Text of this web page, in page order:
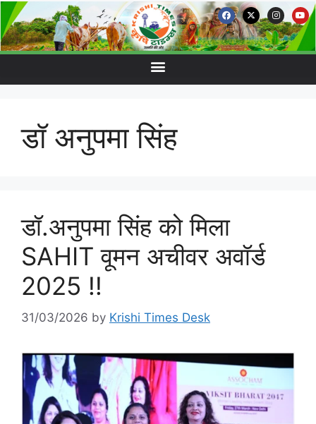
डॉ अनुपमा सिंह
डॉ.अनुपमा सिंह को मिला
SAHIT वूमन अचीवर अवॉर्ड
2025 !!
31/03/2026 by Krishi Times Desk